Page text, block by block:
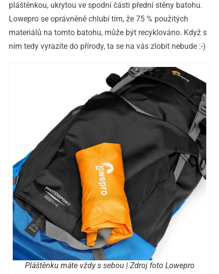
pláštěnkou, ukrytou ve spodní části přední stěny batohu.
Lowepro se oprávněně chlubí tím, že 75 % použitých
materiálů na tomto batohu, může být recyklováno. Když s
ním tedy vyrazíte do přírody, ta se na vás zlobit nebude :-)
Pláštěnku máte vždy s sebou | Zdroj foto Lowepro